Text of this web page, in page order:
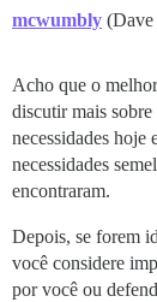
mcwumbly
Acho que o
discutir mais sobre
necessidades hoje
necessidades
encontraram.
Depois, se forem
você considere
por você ou